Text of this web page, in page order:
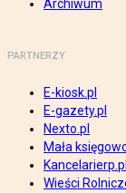
Archiwum
PARTNERZY
E-kiosk.pl
E-gazety.pl
Nexto.pl
Mała
Kancelarierp.pl
Wieści